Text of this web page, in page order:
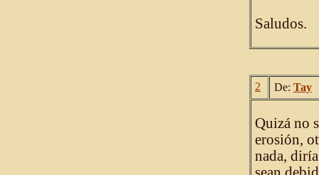
Saludos.
2 De: Tay
Quizá no
erosión,
nada,